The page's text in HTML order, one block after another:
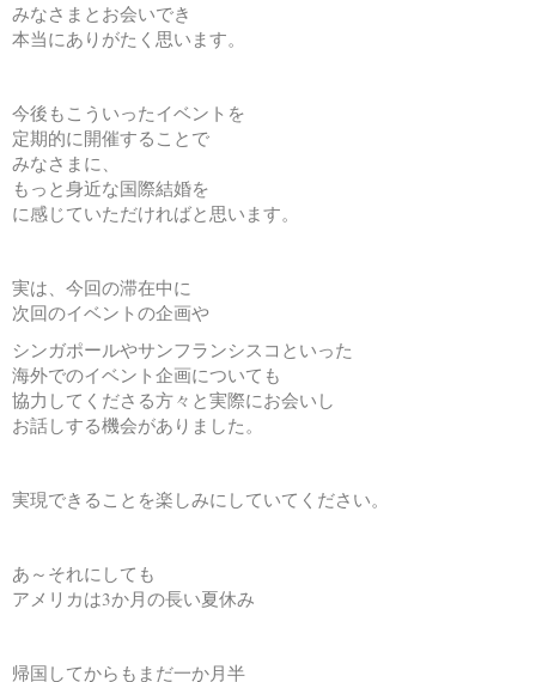
みなさまとお会いでき
本当にありがたく思います。
今後もこういったイベントを
定期的に開催することで
みなさまに、
もっと身近な国際結婚を
に感じていただければと思います。
実は、今回の滞在中に
次回のイベントの企画や
シンガポールやサンフランシスコといった
海外でのイベント企画についても
協力してくださる方々と実際にお会いし
お話しする機会がありました。
実現できることを楽しみにしていてください。
あ～それにしても
アメリカは3か月の長い夏休み
帰国してからもまだ一か月半